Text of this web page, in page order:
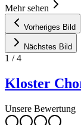
Mehr sehen
Vorheriges Bild
Nächstes Bild
1 /4
Kloster
Unsere Bewertung